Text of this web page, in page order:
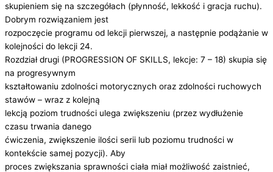
skupieniem się na szczegółach (płynność, lekkość i gracja ruchu).
Dobrym rozwiązaniem jest
rozpoczęcie programu od lekcji pierwszej, a następnie podążanie w
kolejności do lekcji 24.
Rozdział drugi (PROGRESSION OF SKILLS, lekcje: 7 – 18) skupia się
na progresywnym
kształtowaniu zdolności motorycznych oraz zdolności ruchowych
stawów – wraz z kolejną
lekcją poziom trudności ulega zwiększeniu (przez wydłużenie
czasu trwania danego
ćwiczenia, zwiększenie ilości serii lub poziomu trudności w
kontekście samej pozycji). Aby
proces zwiększania sprawności ciała miał możliwość zaistnieć,